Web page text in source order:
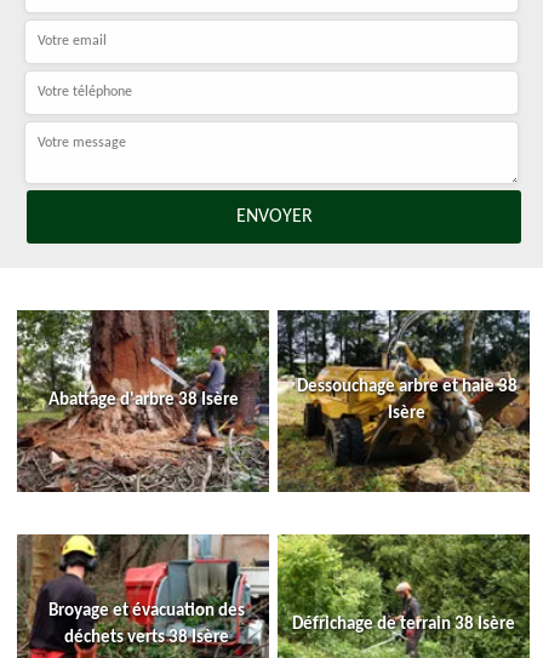
Abattage d'arbre 38 Isère
Dessouchage arbre et haie 38
Isère
Broyage et évacuation des
déchets verts 38 Isère
Défrichage de terrain 38 Isère